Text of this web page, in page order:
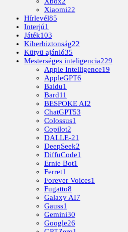
Xiaomi22
Hírlevél85
Interjú1
Játék103
Kiberbiztonság22
Kütyü ajánló35
Mesterséges inteligencia229
Apple Intelligence19
AppleGPT6
Baidu1
Bard11
BESPOKE AI2
ChatGPT53
Colossus1
Copilot2
DALLE-21
DeepSeek2
DiffuCode1
Ernie Bot1
Ferret1
Forever Voices1
Fugatto8
Galaxy AI7
Gauss1
Gemini30
Google26